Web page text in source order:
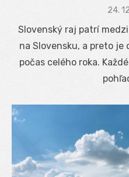
24.
Slovenský raj patrí
na Slovensku, a preto
počas celého roka.